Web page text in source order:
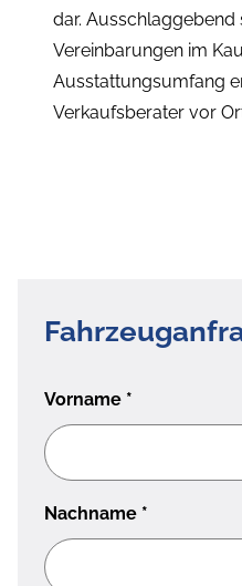
dar. Ausschlaggebend
Vereinbarungen im
Ausstattungsumfang
Verkaufsberater vor
Vorname *
Nachname *